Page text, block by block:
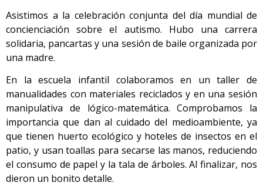
Asistimos a la celebración conjunta del día mundial de
concienciación sobre el autismo. Hubo una carrera
solidaria, pancartas y una sesión de baile organizada por
una madre.
En la escuela infantil colaboramos en un taller de
manualidades con materiales reciclados y en una sesión
manipulativa de lógico-matemática. Comprobamos la
importancia que dan al cuidado del medioambiente, ya
que tienen huerto ecológico y hoteles de insectos en el
patio, y usan toallas para secarse las manos, reduciendo
el consumo de papel y la tala de árboles. Al finalizar, nos
dieron un bonito detalle.